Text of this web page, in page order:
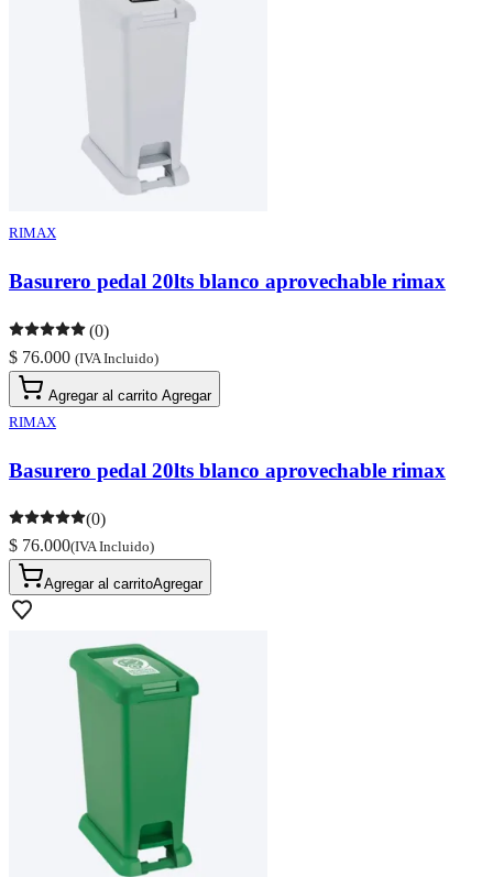
RIMAX
Basurero pedal 20lts blanco aprovechable rimax
(0)
$ 76.000 (IVA Incluido)
Agregar al carrito Agregar
RIMAX
Basurero pedal 20lts blanco aprovechable rimax
(0)
$ 76.000(IVA Incluido)
Agregar al carritoAgregar